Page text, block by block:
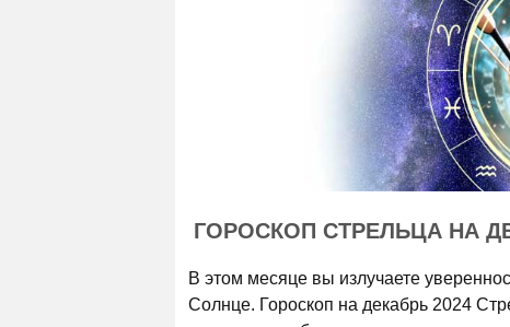
ГОРОСКОП СТРЕЛЬЦА НА
В этом месяце вы излучаете
Солнце. Гороскоп на декабрь 2024